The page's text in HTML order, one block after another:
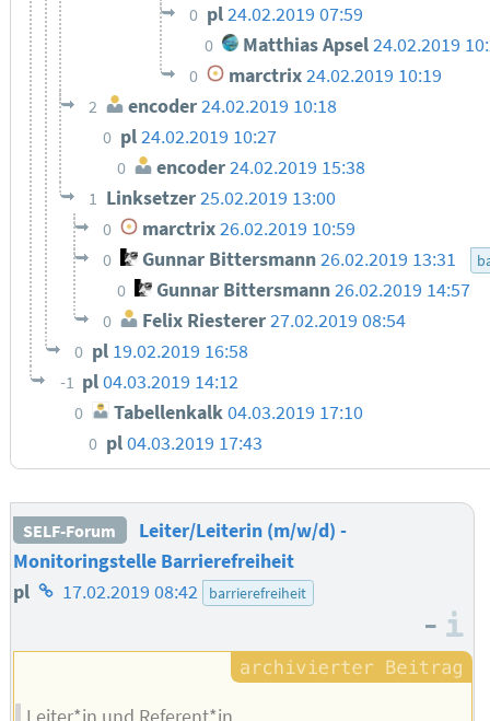
0 pl24.02.2019 07:59
0 Matthias Apsel24.02.2019
0 marctrix24.02.2019 10:19
2 encoder24.02.2019 10:18
0 pl24.02.2019 10:27
0 encoder24.02.2019 15:38
1 Linksetzer25.02.2019 13:00
0 marctrix26.02.2019 10:59
0 Gunnar Bittersmann26.02.2019 13:31
0 Gunnar Bittersmann26.02.2019 14:57
0 Felix Riesterer27.02.2019 08:54
0 pl 19.02.2019 16:58
-1 pl04.03.2019 14:12
0 Tabellenkalk 04.03.2019 17:10
0 pl04.03.2019 17:43
SELF-Forum
Leiter/Leiterin (m/w/d) -
Monitoringstelle Barrierefreiheit
pl Homepage
Autors
17.02.2019 08:42 barrierefreiheit
–